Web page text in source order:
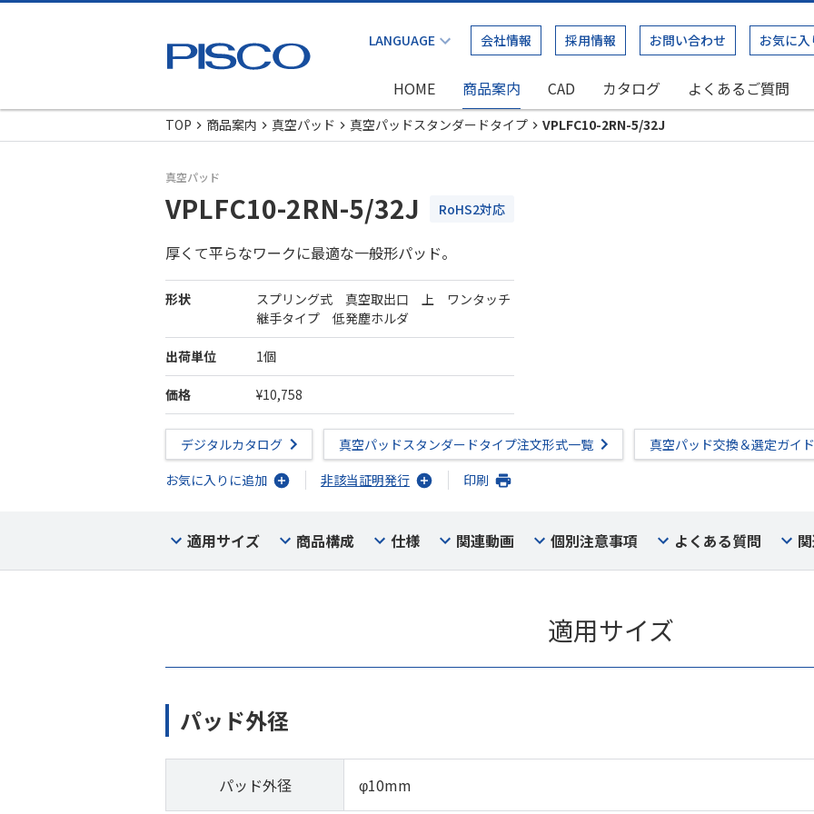
会社情報 採用情報 お問い合わせ お気に入
HOME 商品案内 CAD カタログ よくあるご質問
TOP
商品案内 真空パッド 真空パッドスタンダードタイプ VPLFC10-2RN-5/32J
真空パッド
VPLFC10-2RN-5/32J RoHS2対応
厚くて平らなワークに最適な一般形パッド。
形状
スプリング式 真空取出口 上 ワンタッチ
継手タイプ 低発塵ホルダ
出荷単位 1個
価格 ¥10,758
デジタルカタログ 真空パッドスタンダードタイプ注文形式一覧
真空パッド交換＆選定ガイド
お気に入りに追加
非該当証明発行 印刷
適用サイズ 商品構成 仕様 関連動画 個別注意事項 よくある質問
適用サイズ
パッド外径
パッド外径 φ10mm